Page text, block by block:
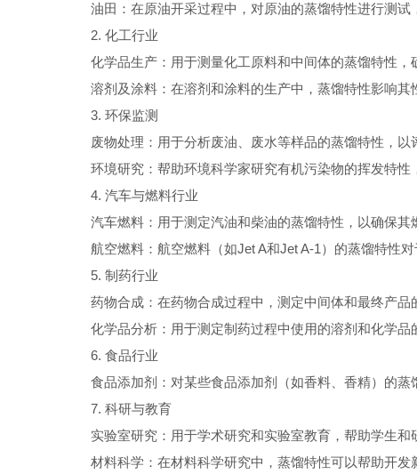
油田：在原油开采过程中，对原油的蒸馏特性进行测试
2. 化工行业
化学品生产：用于测量化工原料和中间体的蒸馏特性，
溶剂及涂料：在溶剂和涂料的生产中，蒸馏特性影响其
3. 环保监测
废物处理：用于分析废油、废水等样品的蒸馏特性，以
环境研究：帮助环境科学家研究有机污染物的挥发特性
4. 汽车与燃料行业
汽车燃料：用于测定汽油和柴油的蒸馏特性，以确保其
航空燃料：航空燃料（如Jet A和Jet A-1）的蒸馏特性
5. 制药行业
药物合成：在药物合成过程中，测定中间体和最终产品
化学品分析：用于测定制药过程中使用的溶剂和化学品
6. 食品行业
食品添加剂：对某些食品添加剂（如香料、香精）的蒸
7. 科研与教育
实验室研究：用于学术研究和实验室教育，帮助学生和
材料科学：在材料科学研究中，蒸馏特性可以帮助开发